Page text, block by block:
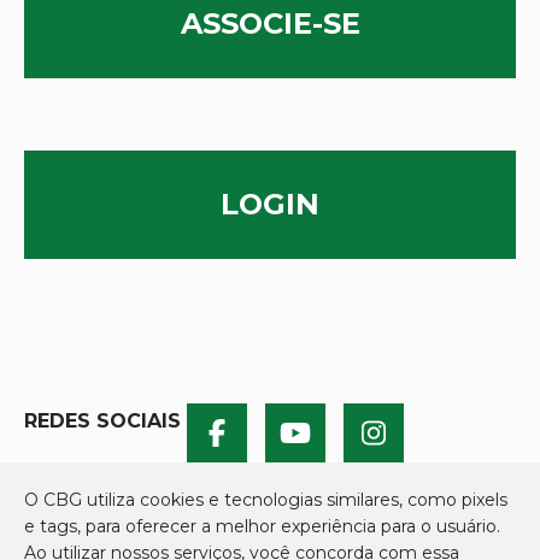
ASSOCIE-SE
LOGIN
REDES SOCIAIS
O CBG utiliza cookies e tecnologias similares, como pixels
e tags, para oferecer a melhor experiência para o usuário.
Ao utilizar nossos serviços, você concorda com essa